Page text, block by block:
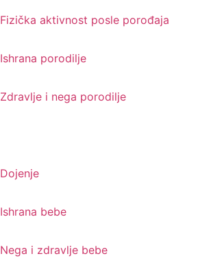
Fizička aktivnost posle porođaja
Ishrana porodilje
Zdravlje i nega porodilje
Dojenje
Ishrana bebe
Nega i zdravlje bebe